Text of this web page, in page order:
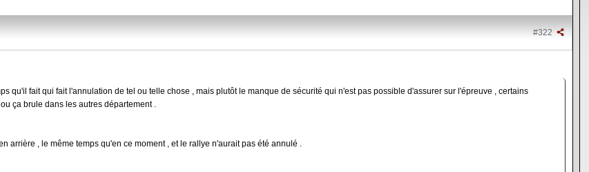
#322
qu'il fait qui fait l'annulation de tel ou telle chose , mais plutôt le manque de sécurité qui n'est pas possible d'assurer sur l'épreuve , certains
ça brule dans les autres département .
arrière , le même temps qu'en ce moment , et le rallye n'aurait pas été annulé .